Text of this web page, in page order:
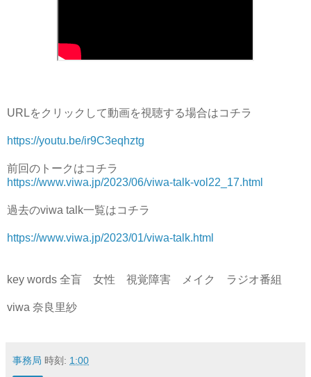
URLをクリックして動画を視聴する場合はコチラ
https://youtu.be/ir9C3eqhztg
前回のトークはコチラ
https://www.viwa.jp/2023/06/viwa-talk-vol22_17.html
過去のviwa talk一覧はコチラ
https://www.viwa.jp/2023/01/viwa-talk.html
key words 全盲　女性　視覚障害　メイク　ラジオ番組
viwa 奈良里紗
事務局 時刻: 1:00